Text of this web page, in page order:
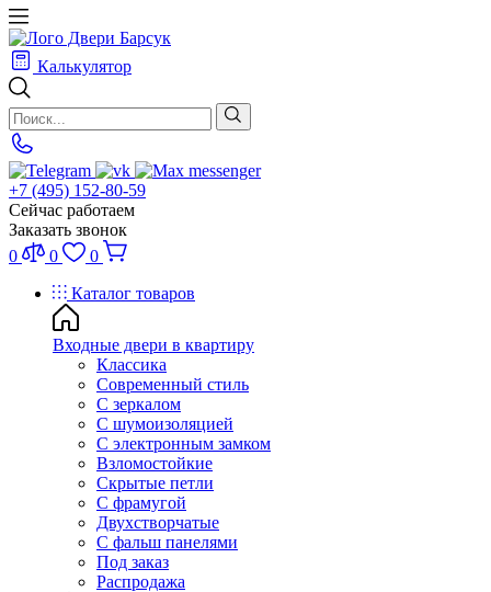
Калькулятор
+7 (495) 152-80-59
Сейчас работаем
Заказать звонок
0
0
0
Каталог товаров
Входные двери в квартиру
Классика
Современный стиль
С зеркалом
С шумоизоляцией
С электронным замком
Взломостойкие
Скрытые петли
С фрамугой
Двухстворчатые
С фальш панелями
Под заказ
Распродажа